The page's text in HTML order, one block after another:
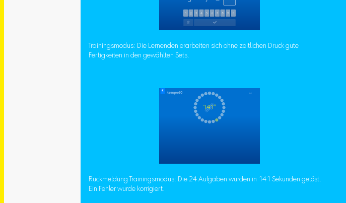
Trainingsmodus: Die Lernenden erarbeiten sich ohne zeitlichen Druck gute
Fertigkeiten in den gewählten Sets.
Rückmeldung Trainingsmodus: Die 24 Aufgaben wurden in 141 Sekunden gelöst.
Ein Fehler wurde korrigiert.